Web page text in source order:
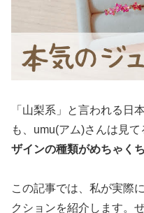
「山梨系」と言われる日
も、umu(アム)さんは見て
ザインの種類がめちゃく
この記事では、私が実際
クションを紹介します。